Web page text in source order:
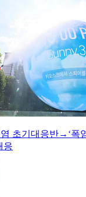
초기대응반→‘폭
응